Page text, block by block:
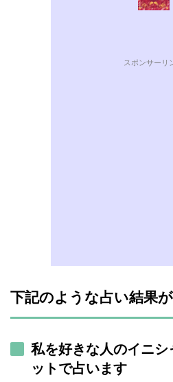
スポンサーリ
下記のような占い結果が
私を好きな人のイニシ
ットで占います